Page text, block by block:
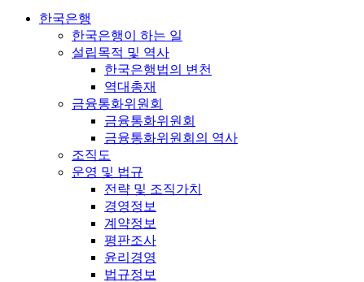
한국은행
한국은행이 하는 일
설립목적 및 역사
한국은행법의 변천
역대총재
금융통화위원회
금융통화위원회
금융통화위원회의 역사
조직도
운영 및 법규
전략 및 조직가치
경영정보
계약정보
평판조사
윤리경영
법규정보